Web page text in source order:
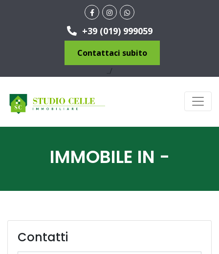
+39 (019) 999059
Contattaci subito
../
IMMOBILE IN -
Contatti